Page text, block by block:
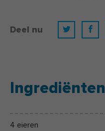
Deel nu
Ingrediënten
4 eieren